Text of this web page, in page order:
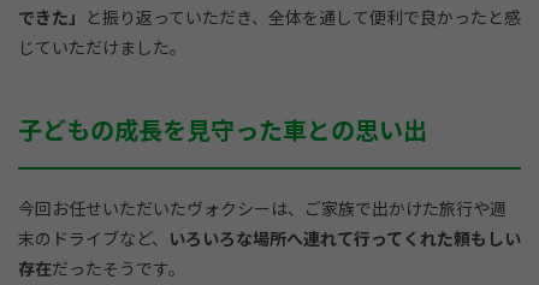
できた」 と振り返っていただき、全体を通して便利で良かったと感
じていただけました。
子どもの成長を見守った車との思い出
今回お任せいただいたヴォクシーは、ご家族で出かけた旅行や週
末のドライブなど、 いろいろな場所へ連れて行ってくれた頼もしい
存在だったそうです。